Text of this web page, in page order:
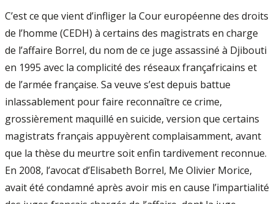
C’est ce que vient d’infliger la Cour européenne des droits
de l’homme (CEDH) à certains des magistrats en charge
de l’affaire Borrel, du nom de ce juge assassiné à Djibouti
en 1995 avec la complicité des réseaux françafricains et
de l’armée française. Sa veuve s’est depuis battue
inlassablement pour faire reconnaître ce crime,
grossièrement maquillé en suicide, version que certains
magistrats français appuyèrent complaisamment, avant
que la thèse du meurtre soit enfin tardivement reconnue.
En 2008, l’avocat d’Elisabeth Borrel, Me Olivier Morice,
avait été condamné après avoir mis en cause l’impartialité